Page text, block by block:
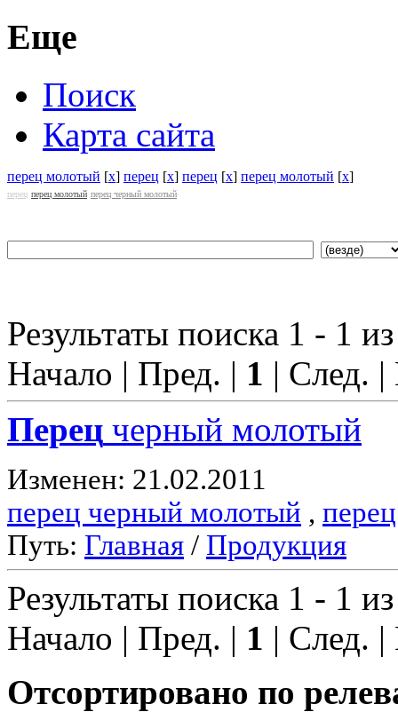
Еще
Поиск
Карта сайта
перец молотый [x] перец [x] перец [x] перец молотый [x]
перец перец молотый перец черный молотый
Результаты поиска 1 - 1
Начало | Пред. | 1 | След.
Перец черный молотый
Изменен: 21.02.2011
перец черный молотый , перец
Путь: Главная / Продукция
Результаты поиска 1 - 1
Начало | Пред. | 1 | След.
Отсортировано по